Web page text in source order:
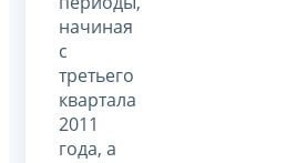
начиная
с
третьего
квартала
2011
года, а